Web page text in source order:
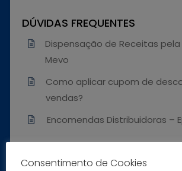
DÚVIDAS FREQUENTES
Dispensação de Receitas
Mevo
Como aplicar cupom de
vendas?
Encomendas Distribuidoras –
Explorar mais
Consentimento de Cookies